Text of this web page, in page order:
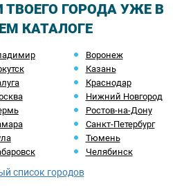
ТВОЕГО ГОРОДА УЖЕ В
КАТАЛОГЕ
Воронеж
Казань
Краснодар
Нижний Новгород
Ростов-на-Дону
Санкт-Петербург
Тюмень
Челябинск
список городов